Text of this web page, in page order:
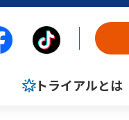
トライアルとは